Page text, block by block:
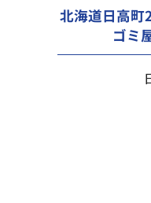
北海道日高町
ゴミ